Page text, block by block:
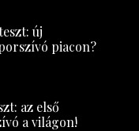
új
piacon?
az első
a világon!